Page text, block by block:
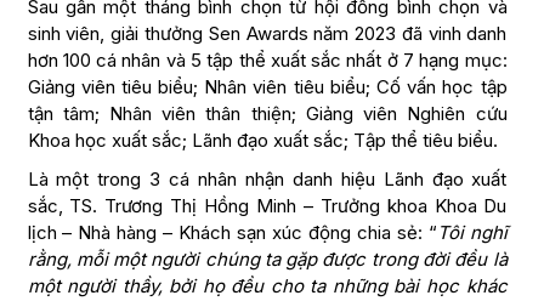
Sau gần một tháng bình chọn từ hội đồng bình chọn và
sinh viên, giải thưởng Sen Awards năm 2023 đã vinh danh
hơn 100 cá nhân và 5 tập thể xuất sắc nhất ở 7 hạng mục:
Giảng viên tiêu biểu; Nhân viên tiêu biểu; Cố vấn học tập
tận tâm; Nhân viên thân thiện; Giảng viên Nghiên cứu
Khoa học xuất sắc; Lãnh đạo xuất sắc; Tập thể tiêu biểu.
Là một trong 3 cá nhân nhận danh hiệu Lãnh đạo xuất
sắc, TS. Trương Thị Hồng Minh – Trưởng khoa Khoa Du
lịch – Nhà hàng – Khách sạn xúc động chia sẻ: “ Tôi nghĩ
rằng, mỗi một người chúng ta gặp được trong đời đều là
một người thầy, bởi họ đều cho ta những bài học khác